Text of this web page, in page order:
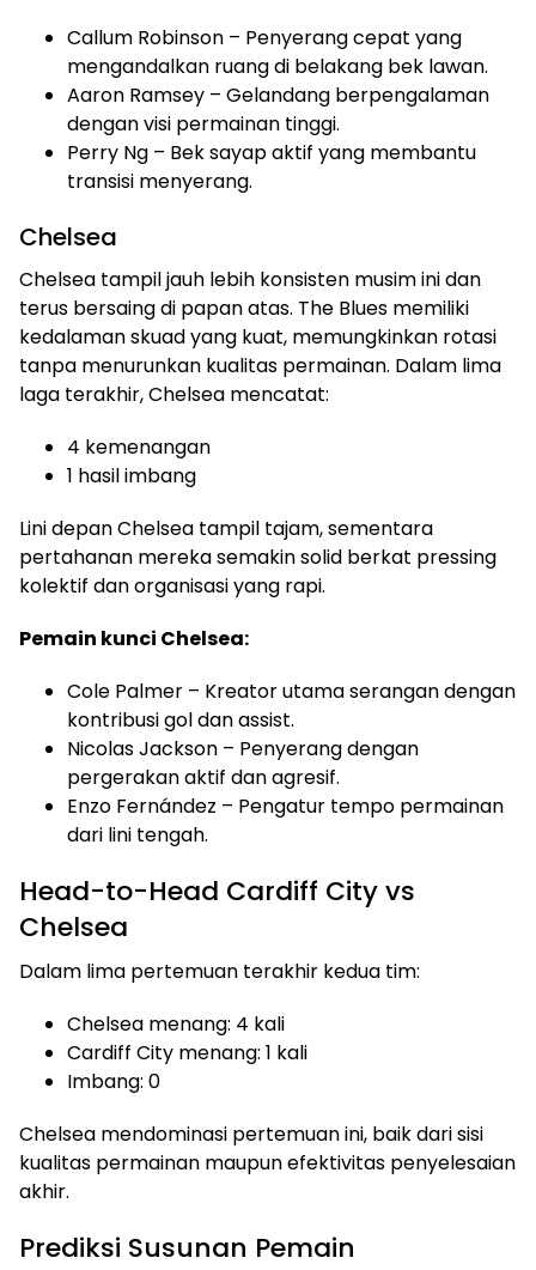
Callum Robinson – Penyerang cepat yang
mengandalkan ruang di belakang bek lawan.
Aaron Ramsey – Gelandang berpengalaman
dengan visi permainan tinggi.
Perry Ng – Bek sayap aktif yang membantu
transisi menyerang.
Chelsea
Chelsea tampil jauh lebih konsisten musim ini dan
terus bersaing di papan atas. The Blues memiliki
kedalaman skuad yang kuat, memungkinkan rotasi
tanpa menurunkan kualitas permainan. Dalam lima
laga terakhir, Chelsea mencatat:
4 kemenangan
1 hasil imbang
Lini depan Chelsea tampil tajam, sementara
pertahanan mereka semakin solid berkat pressing
kolektif dan organisasi yang rapi.
Pemain kunci Chelsea:
Cole Palmer – Kreator utama serangan dengan
kontribusi gol dan assist.
Nicolas Jackson – Penyerang dengan
pergerakan aktif dan agresif.
Enzo Fernández – Pengatur tempo permainan
dari lini tengah.
Head-to-Head Cardiff City vs
Chelsea
Dalam lima pertemuan terakhir kedua tim:
Chelsea menang: 4 kali
Cardiff City menang: 1 kali
Imbang: 0
Chelsea mendominasi pertemuan ini, baik dari sisi
kualitas permainan maupun efektivitas penyelesaian
akhir.
Prediksi Susunan Pemain